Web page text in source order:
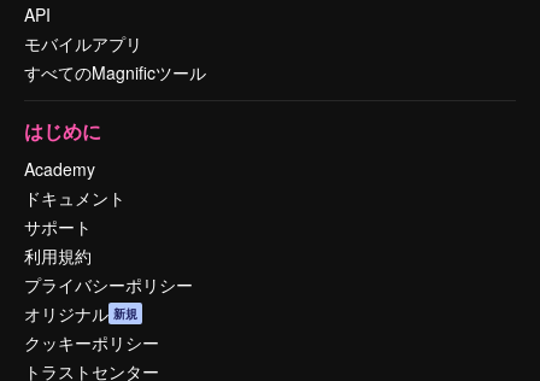
API
モバイルアプリ
すべてのMagnificツール
はじめに
Academy
ドキュメント
サポート
利用規約
プライバシーポリシー
オリジナル 新規
クッキーポリシー
トラストセンター